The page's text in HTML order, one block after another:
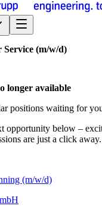
Service (m/w/d)
longer available
positions waiting for
opportunity below –
are just a click away.
(m/w/d)